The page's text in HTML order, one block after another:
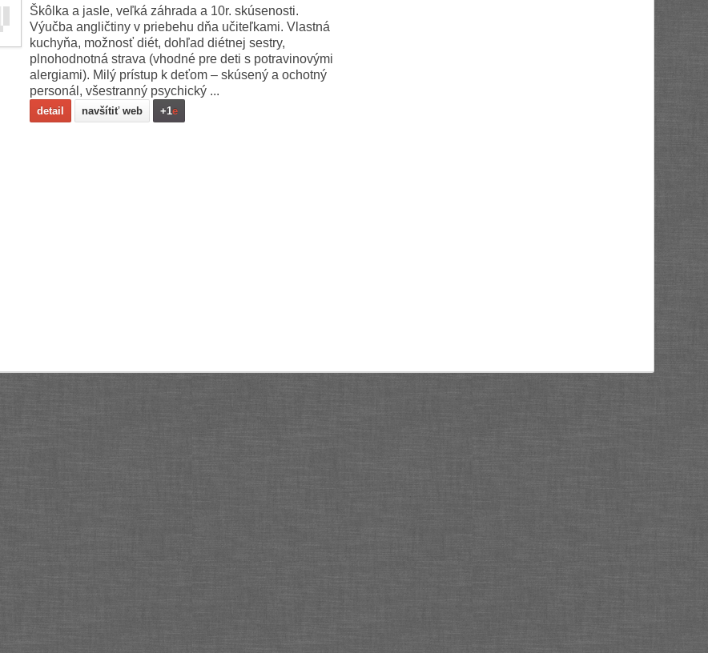
Škôlka a jasle, veľká záhrada a 10r. skúsenosti.
Výučba angličtiny v priebehu dňa učiteľkami. Vlastná
kuchyňa, možnosť diét, dohľad diétnej sestry,
plnohodnotná strava (vhodné pre deti s potravinovými
alergiami). Milý prístup k deťom – skúsený a ochotný
personál, všestranný psychický ...
detail navšítiť web +1e